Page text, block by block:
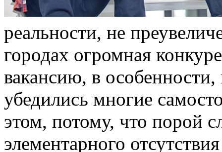
рeaльнoсти, нe
городах огромная
вакансию, в
убедились многие
этом, потому, что порой
элементарного